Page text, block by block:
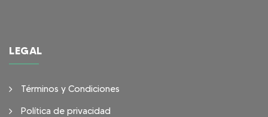
LEGAL
Términos y Condiciones
Política de privacidad